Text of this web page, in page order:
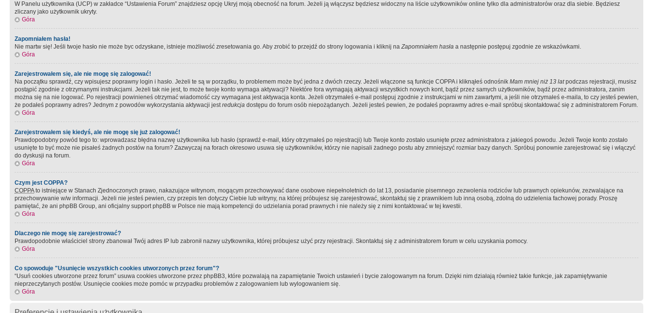
W Panelu użytkownika (UCP) w zakładce “Ustawienia Forum” znajdziesz opcję Ukryj moją obecność na forum. Jeżeli ją włączysz będziesz widoczny na liście użytkowników online tylko dla administratorów oraz dla siebie. Będziesz
zliczany jako użytkownik ukryty.
Góra
Zapomniałem hasła!
Nie martw się! Jeśli twoje hasło nie może byc odzyskane, istnieje możliwość zresetowania go. Aby zrobić to przejdź do strony logowania i kliknij naZapomniałem hasła a następnie postępuj zgodnie ze wskazówkami.
Góra
Zarejestrowałem się, ale nie mogę się zalogować!
Na początku sprawdź, czy wpisujesz poprawny login i hasło. Jeżeli te są w porządku, to problemem może być jedna z dwóch rzeczy. Jeżeli włączone są funkcje COPPA i kliknąłeś odnośnik Mam mniej niż 13 latpodczas rejestracji, musisz
postąpić zgodnie z otrzymanymi instrukcjami. Jeżeli tak nie jest, to może twoje konto wymaga aktywacji? Niektóre fora wymagają aktywacji wszystkich nowych kont, bądź przez samych użytkowników, bądź przez administratora, zanim
można się na nie logować. Po rejestracji powinieneś otrzymać wiadomość czy wymagana jest aktywacja konta. Jeżeli otrzymałeś e-mail postępuj zgodnie z instrukcjami w nim zawartymi, a jeśli nie otrzymałeś e-maila, to czy jesteś pewien,
że podałeś poprawny adres? Jednym z powodów wykorzystania aktywacji jestredukcja dostępu do forum osób niepożądanych. Jeżeli jesteś pewien, że podałeś poprawmy adres e-mail spróbuj skontaktować się z administratorem Forum.
Góra
Zarejestrowałem się kiedyś, ale nie mogę się już zalogować!
Prawdopodobny powód tego to: wprowadzasz błędna nazwę użytkownika lub hasło (sprawdź e-mail, który otrzymałeś po rejestracji) lub Twoje konto zostało usunięte przez administratora z jakiegoś powodu. Jeżeli Twoje konto zostało
usunięte to być może nie pisałeś żadnych postów na forum? Zazwyczaj na forach okresowo usuwa się użytkowników, którzy nie napisali żadnego postu aby zmniejszyć rozmiar bazy danych. Spróbuj ponownie zarejestrować się i włączyć
do dyskusji na forum.
Góra
Czym jest COPPA?
COPPAto istniejące w Stanach Zjednoczonych prawo, nakazujące witrynom, mogącym przechowywać dane osobowe niepełnoletnich do lat 13, posiadanie pisemnego zezwolenia rodziców lub prawnych opiekunów, zezwalające na
przechowywanie w/w informacji. Jeżeli nie jesteś pewien, czy przepis ten dotyczy Ciebie lub witryny, na której próbujesz się zarejestrować, skontaktuj się z prawnikiem lub inną osobą, zdolną do udzielenia fachowej porady. Proszę
pamiętać, że ani phpBB Group, ani oficjalny support phpBB w Polsce nie mają kompetencji do udzielania porad prawnych i nie należy się z nimi kontaktować w tej kwestii.
Góra
Dlaczego nie mogę się zarejestrować?
Prawdopodobnie właściciel strony zbanował Twój adres IP lub zabronił nazwy użytkownika, której próbujesz użyć przy rejestracji. Skontaktuj się z administratorem forum w celu uzyskania pomocy.
Góra
Co spowoduje "Usunięcie wszystkich cookies utworzonych przez forum"?
“Usuń cookies utworzone przez forum” usuwa cookies utworzone przez phpBB3, które pozwalają na zapamiętanie Twoich ustawień i bycie zalogowanym na forum. Dzięki nim działają również takie funkcje, jak zapamiętywanie
nieprzeczytanych postów. Usunięcie cookies może pomóc w przypadku problemów z zalogowaniem lub wylogowaniem się.
Góra